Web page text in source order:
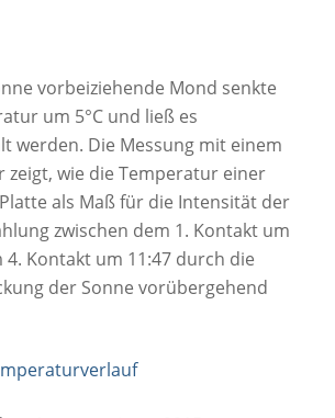
vorbeiziehende Mond senkte
um 5°C und ließ es
werden. Die Messung mit einem
zeigt, wie die Temperatur einer
als Maß für die Intensität der
zwischen dem 1. Kontakt um
4. Kontakt um 11:47 durch die
der Sonne vorübergehend